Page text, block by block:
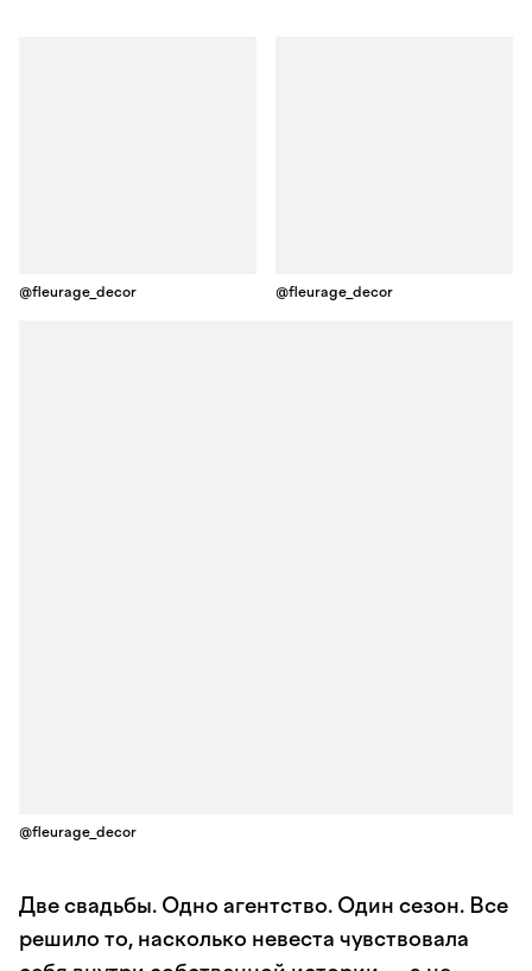
@fleurage_decor @fleurage_decor
@fleurage_decor
Две свадьбы. Одно агентство. Один сезон. Все
решило то, насколько невеста чувствовала